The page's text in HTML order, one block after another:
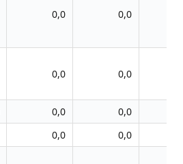
0,0 0,0
0,0 0,0
0,0
0,0
0,0
0,0